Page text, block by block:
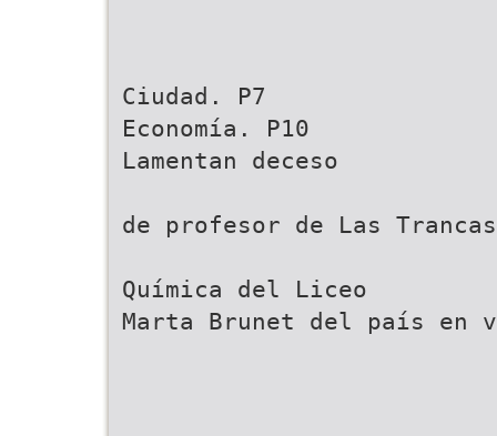
Ciudad. P7
Economía. P10
Lamentan deceso
de profesor de Las
Química del Liceo
Marta Brunet del país en